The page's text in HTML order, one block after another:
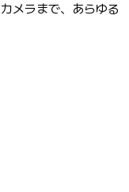
メラまで、あらゆる